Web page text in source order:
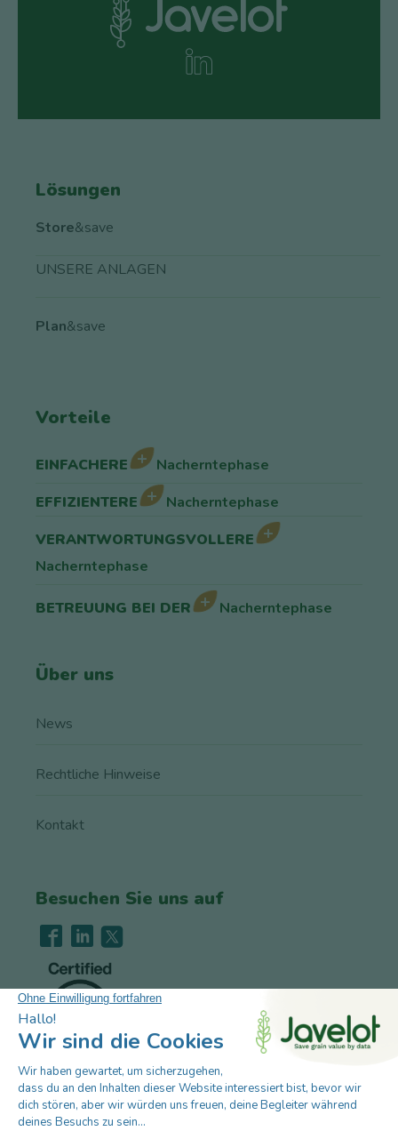
Lösungen
Store&save
UNSERE ANLAGEN
Plan&save
Vorteile
EINFACHERE
Nacherntephase
EFFIZIENTERE
Nacherntephase
VERANTWORTUNGSVOLLERE
Nacherntephase
BETREUUNG BEI DER Nacherntephase
Über uns
News
Rechtliche Hinweise
Kontakt
Besuchen Sie uns auf
Stellenangebote